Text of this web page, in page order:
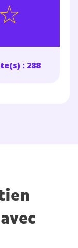
: 288